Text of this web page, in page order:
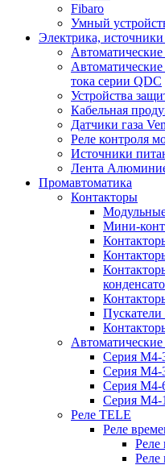
Fibaro
Умный
Электрика,
тока серии QDC
Устройства
Кабельная
Датчики газа
Реле контроля
Источники
Лента
Промавтоматика
Контакторы
Мини-
Серия M4-
Серия M4-
Серия M4-
Серия M4-
Реле TELE
Реле
Реле
Реле